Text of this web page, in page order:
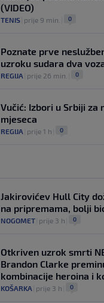
(VIDEO)
TENIS prije 9 min. 0
Poznate prve
uzroku sudara dva
REGIJA prije 26 min. 0
Vučić: Izbori u Srbiji za
mjeseca
REGIJA prije 1 h 0
Jakirovićev Hull City
na pripremama, bolji
NOGOMET prije 3 h 0
Otkriven uzrok smrti
Brandon Clarke
kombinacije heroina i
KOŠARKA prije 3 h 0